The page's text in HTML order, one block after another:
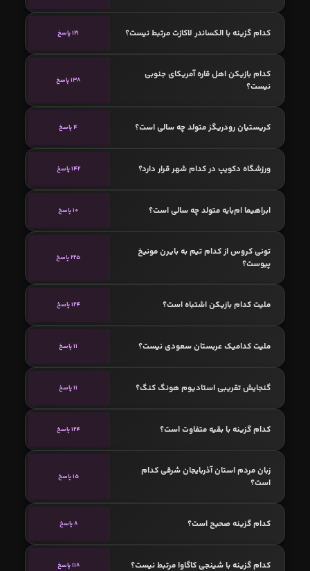
کدام گزینه با الکساندر لاکازت مرتبط نیست؟ 121 پاسخ
کدام بازیکن اهل قاره آمریکای جنوبی
نیست؟
138 پاسخ
کریستیان رودریگز متولد چه سالی است؟ 4 پاسخ
ورزشگاه دکویپ در کدام شهر قرار دارد؟ 142 پاسخ
ابراهیما ام‌بایه متولد چه سالی است؟ 10 پاسخ
تونی کروس از کدام تیم به بایرن مونیخ
پیوست؟
225 پاسخ
ملیت کدام بازیکن اشتباه است؟ 124 پاسخ
ملیت کدامیک عربستان سعودی نیست؟ 11 پاسخ
گنجایش تقریبی استادیوم هونگ کنگ؟ 11 پاسخ
کدام گزینه با بقیه متفاوت است؟ 124 پاسخ
زبان مردم استان آذربایجان شرقی کدام
است؟
15 پاسخ
کدام گزینه صحیح است؟ 8 پاسخ
کدام گزینه با شینجی کاگاوا مرتبط نیست؟ 118 پاسخ